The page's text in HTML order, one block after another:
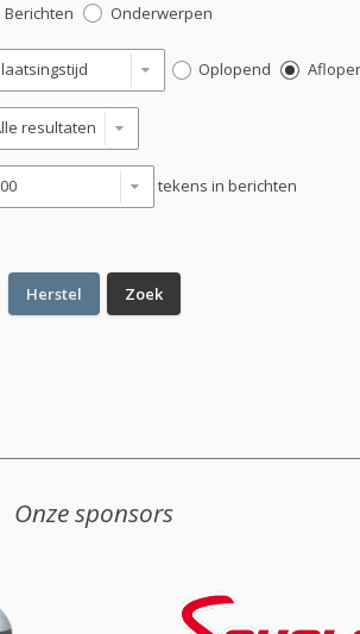
Berichten Onderwerpen
Oplopend
tekens in berichten
Onze sponsors